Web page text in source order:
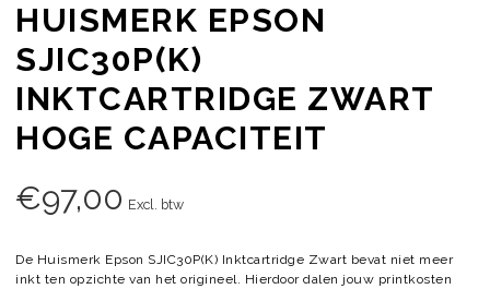
HUISMERK EPSON
SJIC30P(K)
INKTCARTRIDGE ZWART
HOGE CAPACITEIT
€97,00 Excl. btw
De Huismerk Epson SJIC30P(K) Inktcartridge Zwart bevat niet meer
inkt ten opzichte van het origineel. Hierdoor dalen jouw printkosten